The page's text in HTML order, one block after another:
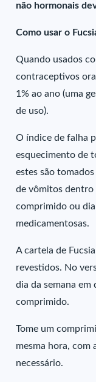
não hormonais
Como usar o
Quando usados
contraceptivos
1% ao ano (uma
de uso).
O índice de falha
esquecimento de
estes são
de vômitos dentro
comprimido ou
medicamentosas.
A cartela de
revestidos. No
dia da semana em
comprimido.
Tome um
mesma hora, com
necessário.